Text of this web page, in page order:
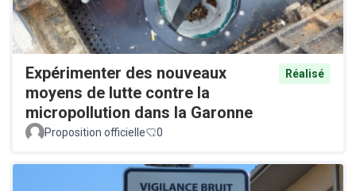
Expérimenter des nouveaux
moyens de lutte contre la
micropollution dans la Garonne
Réalisé
Proposition officielle 0